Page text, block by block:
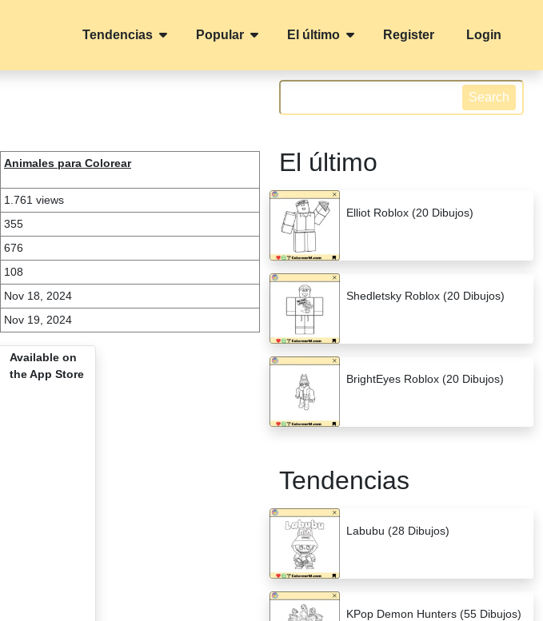
Tendencias Popular El último Register Login
Animales para Colorear
1.761 views
355
676
108
Nov 18, 2024
Nov 19, 2024
Available on
the App Store
Search
El último
Elliot Roblox (20 Dibujos)
Shedletsky Roblox (20 Dibujos)
BrightEyes Roblox (20 Dibujos)
Tendencias
Labubu (28 Dibujos)
KPop Demon Hunters (55 Dibujos)